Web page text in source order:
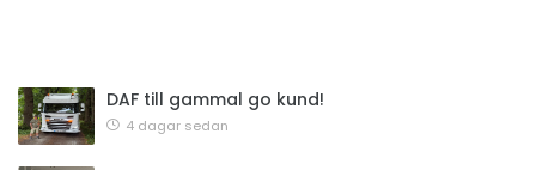
DAF till gammal go kund!
4 dagar sedan